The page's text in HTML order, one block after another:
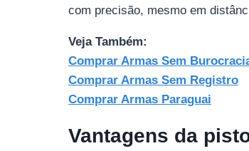
com precisão, mesmo em
Veja Também:
Comprar Armas Sem
Comprar Armas Sem Registro
Comprar Armas Paraguai
Vantagens da